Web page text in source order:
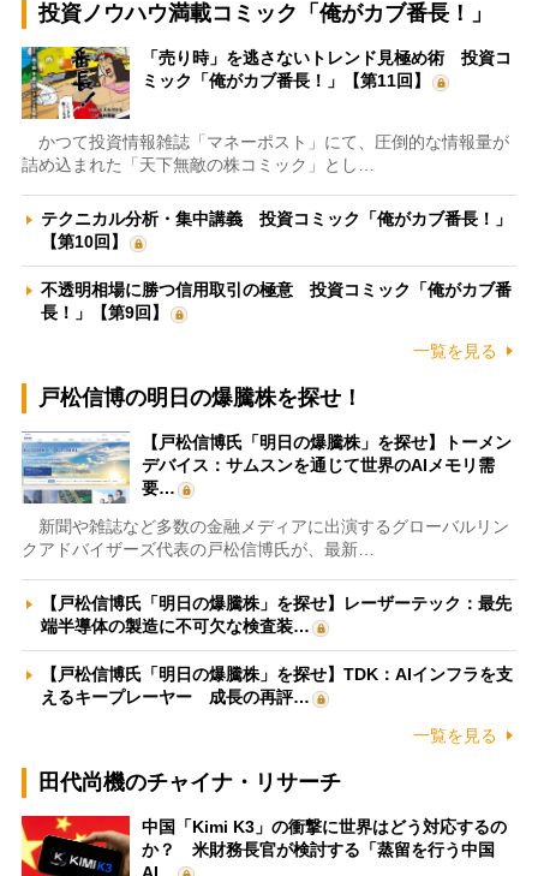
投資ノウハウ満載コミック「俺がカブ番長！」
「売り時」を逃さないトレンド見極め術 投資コ
ミック「俺がカブ番長！」【第11回】
かつて投資情報雑誌「マネーポスト」にて、圧倒的な情報量が
詰め込まれた「天下無敵の株コミック」とし…
テクニカル分析・集中講義 投資コミック「俺がカブ番長！」
【第10回】
不透明相場に勝つ信用取引の極意 投資コミック「俺がカブ番
長！」【第9回】
一覧を見る
戸松信博の明日の爆騰株を探せ！
【戸松信博氏「明日の爆騰株」を探せ】トーメン
デバイス：サムスンを通じて世界のAIメモリ需
要…
新聞や雑誌など多数の金融メディアに出演するグローバルリン
クアドバイザーズ代表の戸松信博氏が、最新…
【戸松信博氏「明日の爆騰株」を探せ】レーザーテック：最先
端半導体の製造に不可欠な検査装…
【戸松信博氏「明日の爆騰株」を探せ】TDK：AIインフラを支
えるキープレーヤー 成長の再評…
一覧を見る
田代尚機のチャイナ・リサーチ
中国「Kimi K3」の衝撃に世界はどう対応するの
か？ 米財務長官が検討する「蒸留を行う中国